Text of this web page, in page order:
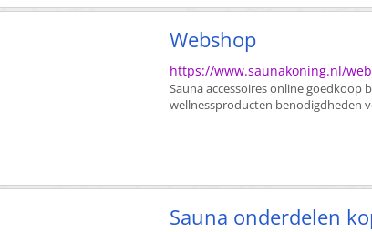
Webshop
https://www.saunakoning.nl/
Sauna accessoires online goedkoop
wellnessproducten benodigdheden
Sauna onderdelen